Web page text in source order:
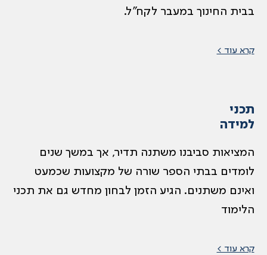
בבית החינוך במעבר לקח”ל.
קרא עוד >
תכני
למידה
המציאות סביבנו משתנה תדיר, אך במשך שנים
לומדים בבתי הספר שורה של מקצועות שכמעט
ואינם משתנים. הגיע הזמן לבחון מחדש גם את תכני
הלימוד
קרא עוד >